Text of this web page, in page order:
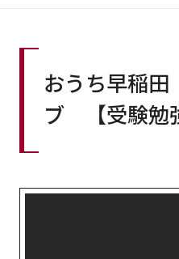
おうち早稲
ブ 【受験勉